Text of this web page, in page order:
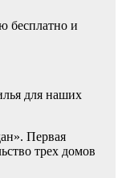
бесплатно и
для наших
Первая
трех домов